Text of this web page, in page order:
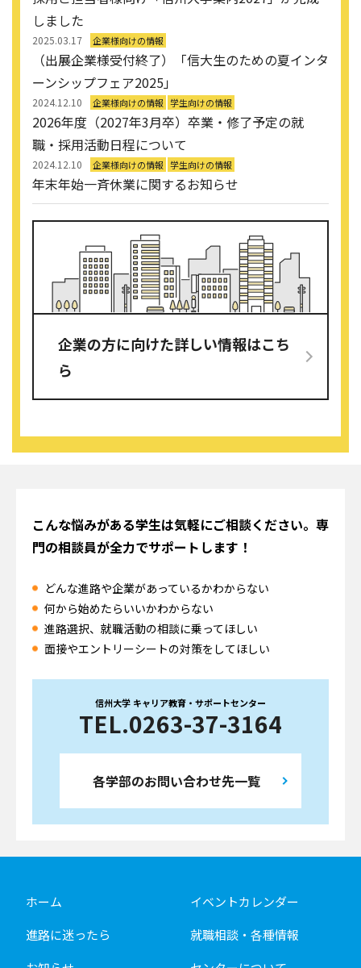
しました
2025.03.17 企業様向けの情報
（出展企業様受付終了）「信大生のための夏インタ
ーンシップフェア2025」
2024.12.10 企業様向けの情報 学生向けの情報
2026年度（2027年3月卒）卒業・修了予定の就
職・採用活動日程について
2024.12.10 企業様向けの情報 学生向けの情報
年末年始一斉休業に関するお知らせ
企業の方に向けた詳しい情報はこち
ら
こんな悩みがある学生は気軽にご相談ください。 専
門の相談員が全力でサポートします！
どんな進路や企業があっているかわからない
何から始めたらいいかわからない
進路選択、就職活動の相談に乗ってほしい
面接やエントリーシートの対策をしてほしい
信州大学 キャリア教育・サポートセンター
TEL.0263-37-3164
各学部のお問い合わせ先一覧
ホーム
イベントカレンダー
進路に迷ったら
就職相談・各種情報